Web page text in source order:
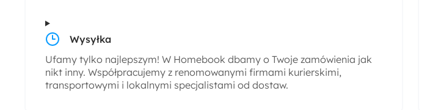
Wysyłka
Ufamy tylko najlepszym! W Homebook dbamy o Twoje zamówienia jak
nikt inny. Współpracujemy z renomowanymi firmami kurierskimi,
transportowymi i lokalnymi specjalistami od dostaw.